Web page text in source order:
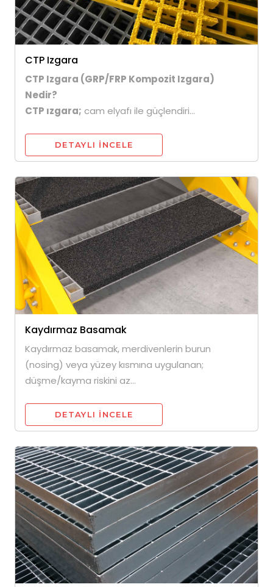
CTP Izgara
CTP Izgara (GRP/FRP Kompozit Izgara)
Nedir?
CTP ızgara; cam elyafı ile güçlendiri...
DETAYLI INCELE
Kaydırmaz Basamak
Kaydırmaz basamak, merdivenlerin burun
(nosing) veya yüzey kısmına uygulanan;
düşme/kayma riskini az...
DETAYLI INCELE